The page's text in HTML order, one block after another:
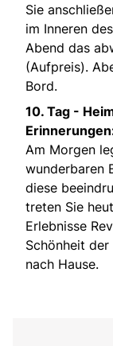
Sie
im Inneren
Abend das
(Aufpreis).
Bord.
10. Tag -
Am Morgen
wunderbaren
diese
treten Sie
Erlebnisse
Schönheit
nach Hause.